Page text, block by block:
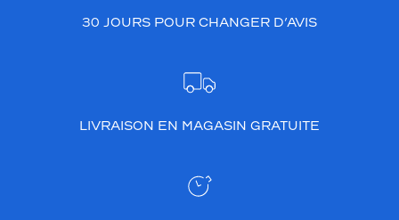
30 JOURS POUR CHANGER D’AVIS
LIVRAISON EN MAGASIN GRATUITE